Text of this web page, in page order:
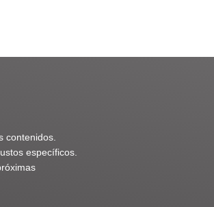
contenidos.
específicos.